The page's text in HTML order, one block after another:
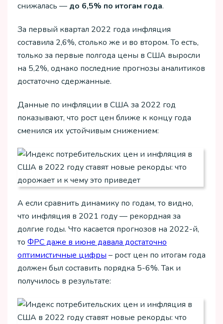
снижалась — до 6,5% по итогам года.
За первый квартал 2022 года инфляция
составила 2,6%, столько же и во втором. То есть,
только за первые полгода цены в США выросли
на 5,2%, однако последние прогнозы аналитиков
достаточно сдержанные.
Данные по инфляции в США за 2022 год
показывают, что рост цен ближе к концу года
сменился их устойчивым снижением:
А если сравнить динамику по годам, то видно,
что инфляция в 2021 году — рекордная за
долгие годы. Что касается прогнозов на 2022-й,
то ФРС даже в июне давала достаточно
оптимистичные цифры – рост цен по итогам года
должен был составить порядка 5-6%. Так и
получилось в результате: